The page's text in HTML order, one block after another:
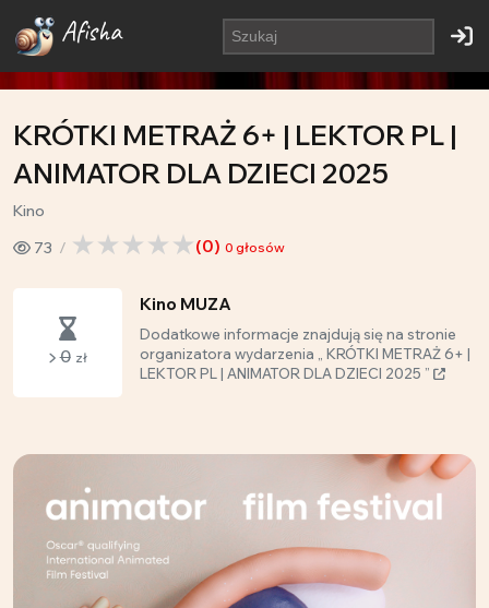
Afisha
KRÓTKI METRAŻ 6+ | LEKTOR PL |
ANIMATOR DLA DZIECI 2025
Kino
73
(0) 0 głosów
0 zł
Kino MUZA
Dodatkowe informacje znajdują się na stronie
organizatora wydarzenia „ KRÓTKI METRAŻ 6+ |
LEKTOR PL | ANIMATOR DLA DZIECI 2025 ”